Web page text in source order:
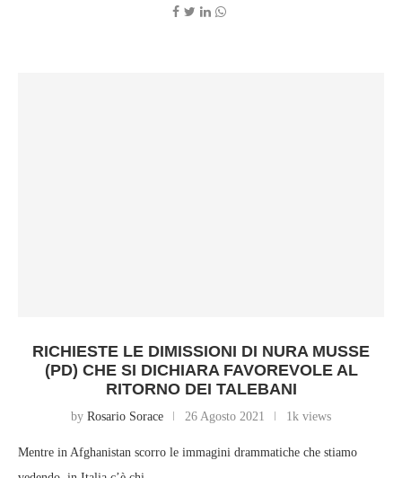
RICHIESTE LE DIMISSIONI DI NURA MUSSE
(PD) CHE SI DICHIARA FAVOREVOLE AL
RITORNO DEI TALEBANI
by Rosario Sorace 26 Agosto 2021 1k views
Mentre in Afghanistan scorro le immagini drammatiche che stiamo